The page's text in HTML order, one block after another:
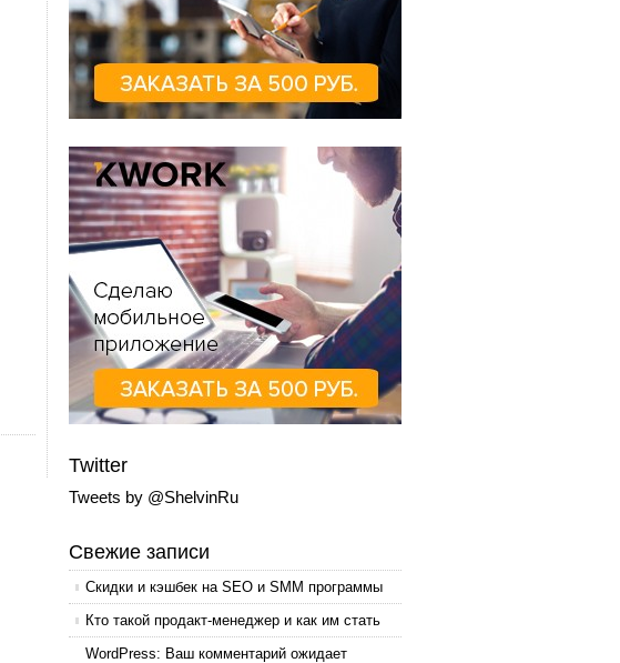
Twitter
Tweets by @ShelvinRu
Свежие записи
Скидки и кэшбек на SEO и SMM программы
Кто такой продакт-менеджер и как им стать
WordPress: Ваш комментарий ожидает